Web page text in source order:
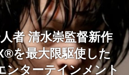
者 清水崇監督新作
を最大限駆使した
ンターテインメント